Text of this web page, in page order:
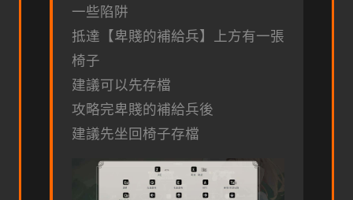
一些陷阱
抵達【卑賤的補給兵】上方有一張
椅子
建議可以先存檔
攻略完卑賤的補給兵後
建議先坐回椅子存檔